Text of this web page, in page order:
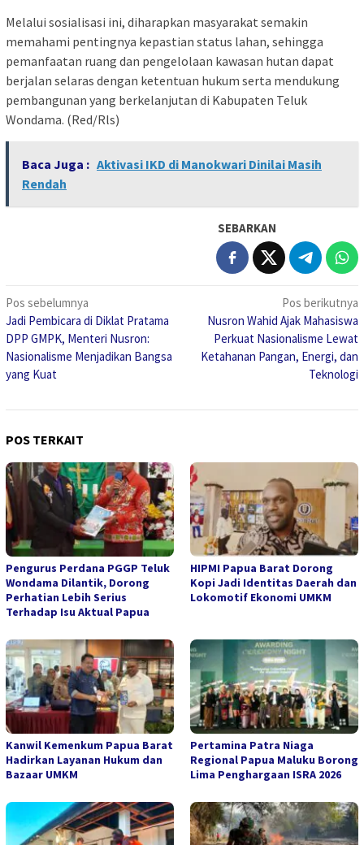
Melalui sosialisasi ini, diharapkan masyarakat semakin
memahami pentingnya kepastian status lahan, sehingga
pemanfaatan ruang dan pengelolaan kawasan hutan dapat
berjalan selaras dengan ketentuan hukum serta mendukung
pembangunan yang berkelanjutan di Kabupaten Teluk
Wondama. (Red/Rls)
Baca Juga : Aktivasi IKD di Manokwari Dinilai Masih
Rendah
SEBARKAN
Navigasi
pos
Pos sebelumnya
Jadi Pembicara di Diklat Pratama
DPP GMPK, Menteri Nusron:
Nasionalisme Menjadikan Bangsa
yang Kuat
Pos berikutnya
Nusron Wahid Ajak Mahasiswa
Perkuat Nasionalisme Lewat
Ketahanan Pangan, Energi, dan
Teknologi
POS TERKAIT
Pengurus Perdana PGGP Teluk
Wondama Dilantik, Dorong
Perhatian Lebih Serius
Terhadap Isu Aktual Papua
HIPMI Papua Barat Dorong
Kopi Jadi Identitas Daerah dan
Lokomotif Ekonomi UMKM
Kanwil Kemenkum Papua Barat
Hadirkan Layanan Hukum dan
Bazaar UMKM
Pertamina Patra Niaga
Regional Papua Maluku Borong
Lima Penghargaan ISRA 2026